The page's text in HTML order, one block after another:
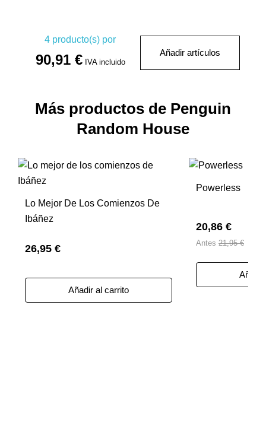
4 producto(s) por
90,91 € IVA incluido
Añadir artículos
Más productos de Penguin
Random House
Lo Mejor De Los Comienzos De
Ibáñez
26,95 €
Añadir al carrito
Powerless
20,86 €
Antes 21,95 €